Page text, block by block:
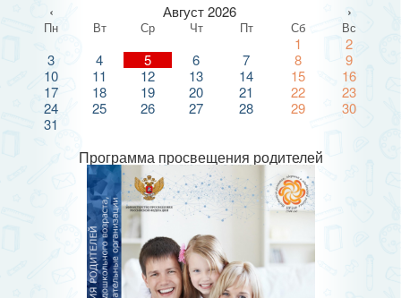
‹ Август 2026 ›
Пн Вт Ср Чт Пт Сб Вс
1
2
3
4 5 6 7 8
9
10
11 12 13 14 15
16
17
18 19 20 21 22
23
24
25 26 27 28 29
30
31
Программа просвещения родителей